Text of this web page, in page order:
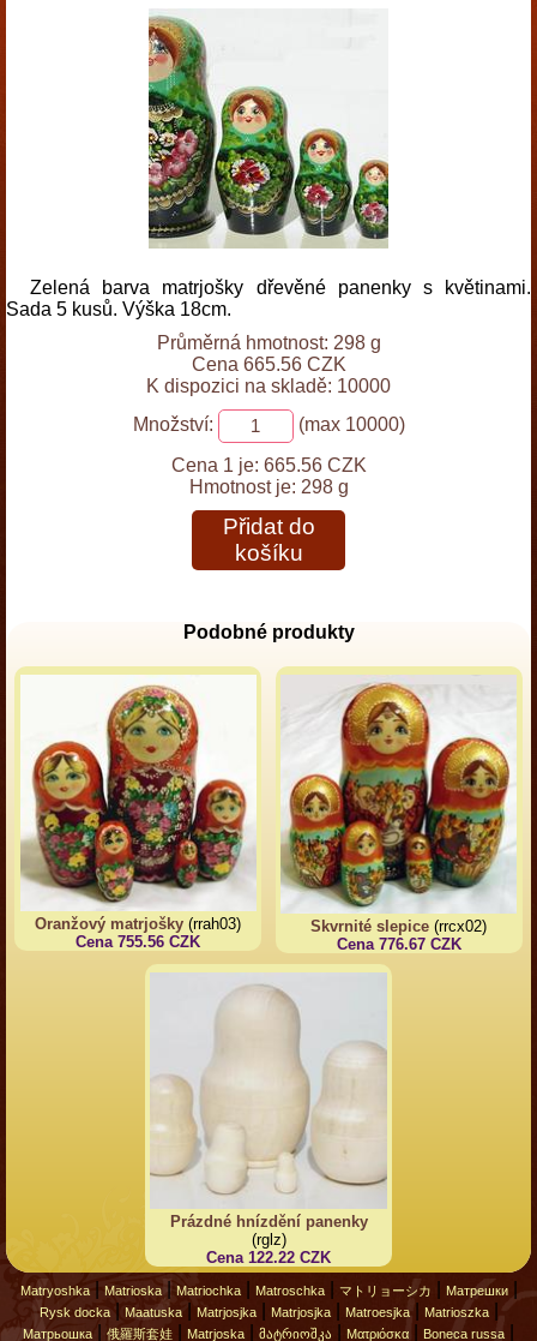
Zelená barva matrjošky dřevěné panenky s květinami.
Sada 5 kusů. Výška 18cm.
Průměrná hmotnost: 298 g
Cena 665.56 CZK
K dispozici na skladě: 10000
Množství:
(max 10000)
Cena 1 je: 665.56 CZK
Hmotnost je: 298 g
Přidat do
košíku
Podobné produkty
Oranžový matrjošky (rrah03)
Cena 755.56 CZK
Skvrnité slepice (rrcx02)
Cena 776.67 CZK
Prázdné hnízdění panenky
(rglz)
Cena 122.22 CZK
Matryoshka| Matrioska| Matriochka| Matroschka| マトリョーシカ Матрешки|
Rysk docka| Maatuska| Matrjosjka| Matrjosjka| Matroesjka| Matrioszka|
Матрьошка 俄羅斯套娃 Matrjoska მატრიოშკა Ματριόσκα Boneca russa